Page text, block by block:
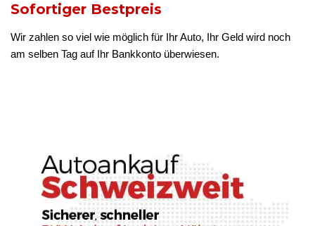
Sofortiger Bestpreis
Wir zahlen so viel wie möglich für Ihr Auto, Ihr Geld wird noch
am selben Tag auf Ihr Bankkonto überwiesen.